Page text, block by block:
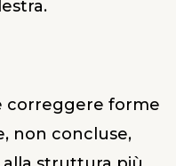
correggere forme
non concluse,